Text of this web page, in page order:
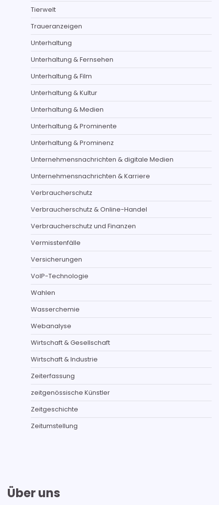
Tierwelt
Traueranzeigen
Unterhaltung
Unterhaltung & Fernsehen
Unterhaltung & Film
Unterhaltung & Kultur
Unterhaltung & Medien
Unterhaltung & Prominente
Unterhaltung & Prominenz
Unternehmensnachrichten & digitale Medien
Unternehmensnachrichten & Karriere
Verbraucherschutz
Verbraucherschutz & Online-Handel
Verbraucherschutz und Finanzen
Vermisstenfälle
Versicherungen
VoIP-Technologie
Wahlen
Wasserchemie
Webanalyse
Wirtschaft & Gesellschaft
Wirtschaft & Industrie
Zeiterfassung
zeitgenössische Künstler
Zeitgeschichte
Zeitumstellung
Über uns